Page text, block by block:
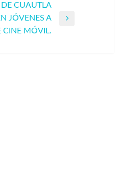
CUAUTLA
JÓVENES A
CINE MÓVIL.